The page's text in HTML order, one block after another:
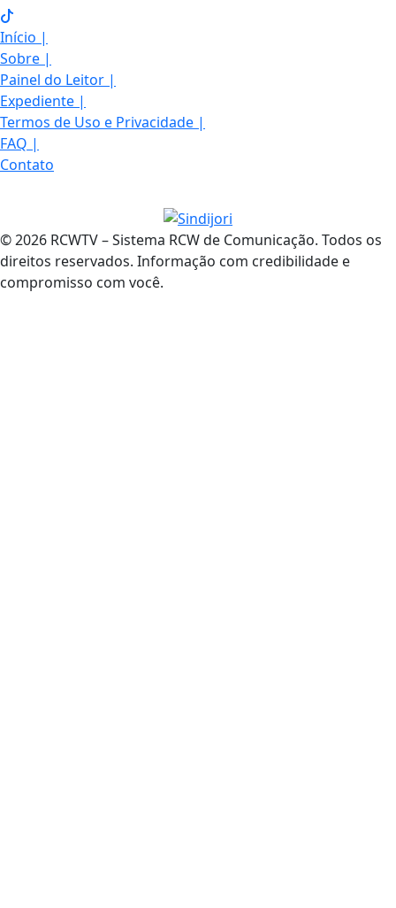
Início |
Sobre |
Painel do Leitor |
Expediente |
Termos de Uso e Privacidade |
FAQ |
Contato
© 2026 RCWTV – Sistema RCW de Comunicação. Todos os
direitos reservados. Informação com credibilidade e
compromisso com você.